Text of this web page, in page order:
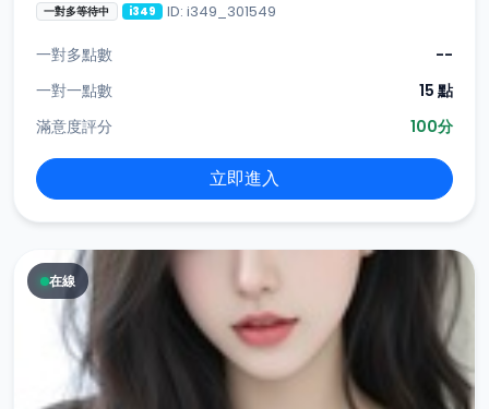
一對多等待中 i349 ID: i349_301549
一對多點數
--
一對一點數
15 點
滿意度評分
100分
立即進入
在線